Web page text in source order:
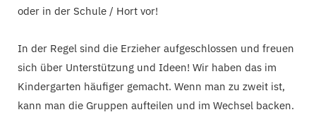
oder in der Schule / Hort vor!
In der Regel sind die Erzieher aufgeschlossen und freuen
sich über Unterstützung und Ideen! Wir haben das im
Kindergarten häufiger gemacht. Wenn man zu zweit ist,
kann man die Gruppen aufteilen und im Wechsel backen.